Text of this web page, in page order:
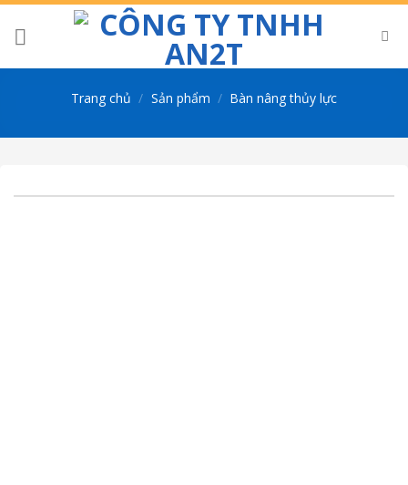
Skip
Trang chủ / Sản phẩm / Bàn nâng thủy lực